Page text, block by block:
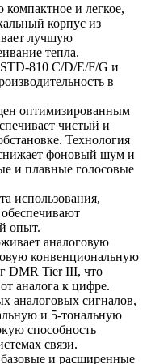
и легкое,
корпус из
лучшую
тепла.
810 C/D/E/F/G и
в
оптимизированным
чистый и
Технология
фоновый шум и
и плавные голосовые
использования,
обеспечивают
опыт.
аналоговую
конвенциональную
DMR Tier III, что
аналога к цифре.
аналоговых сигналов,
и 5-тональную
способность
связи.
базовые и расширенные